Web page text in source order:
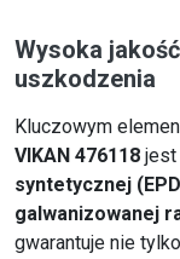
Wysoka
uszkodzenia
Kluczowym
VIKAN 476118 jest
syntetycznej
galwanizowanej
gwarantuje nie